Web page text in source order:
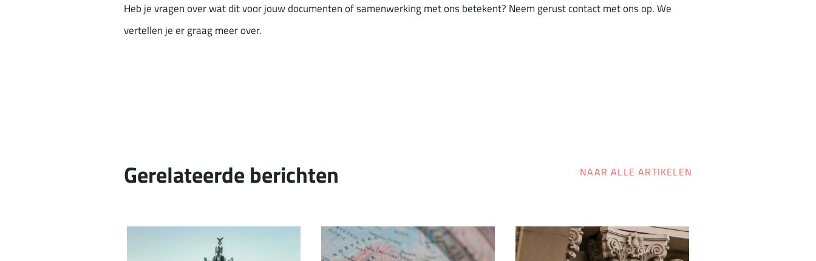
Heb je vragen over wat dit voor jouw documenten of samenwerking met ons betekent? Neem gerust contact met ons op. We
vertellen je er graag meer over.
Gerelateerde berichten NAAR ALLE ARTIKELEN